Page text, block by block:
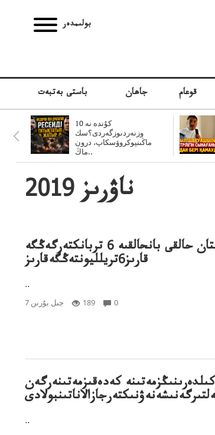
بولىمدەر
باستى بەتبەت جاھان قوعام
10 كۇندە نە
وزنەردىوزگەردى؟سك
ماڭىنپوكروۆسكاپ، درون
ماڭ..
2019 ناۋرىز
قازاقستان حالقى بانحالقىە 6 تربانكتەرگەڭگە
قارىز6تريلليونتەڭگەقارىز
..
7 جىل بۇرىن 189 0
كەدەقىزمەتىنەرگەن
..